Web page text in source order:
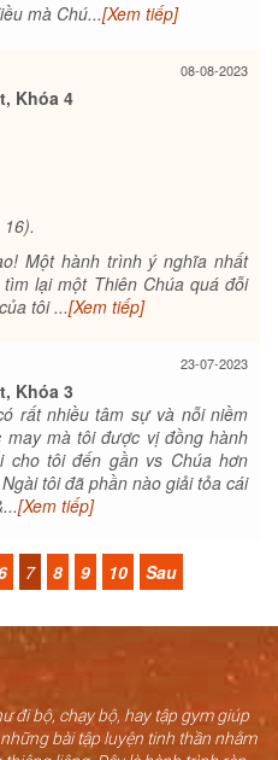
mà Chú...[Xem tiếp]
08-08-2023
Khóa 4
Một hành trình ý nghĩa nhất
lại một Thiên Chúa quá đỗi
tôi ...[Xem tiếp]
23-07-2023
Khóa 3
rất nhiều tâm sự và nỗi niềm
mà tôi được vị đồng hành
cho tôi đến gần vs Chúa hơn
tôi đã phần nào giải tỏa cái
[Xem tiếp]
7 8 9 10
Sau
đi bộ, chạy bộ, hay tập gym giúp
bài tập luyện tinh thần nhằm